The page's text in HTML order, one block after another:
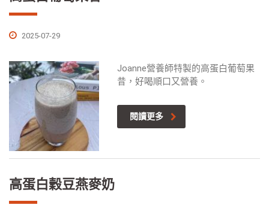
2025-07-29
Joanne營養師特製的高蛋白葡萄果
昔，好喝順口又營養。
閱讀更多
高蛋白穀豆燕麥奶